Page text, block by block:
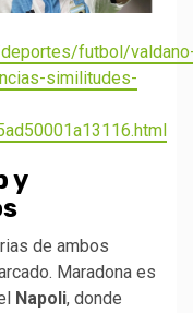
futbol/
similitudes-
y
de ambos
Maradona es
Napoli, donde